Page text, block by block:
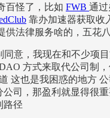
百怪了，比如 FWB 通
靠办加速器获取收
供法律服务啥的，五花
同意，我现在和不少项
方式来取代公司制
这也是我困惑的地方
司，那盈利就显得很
路径